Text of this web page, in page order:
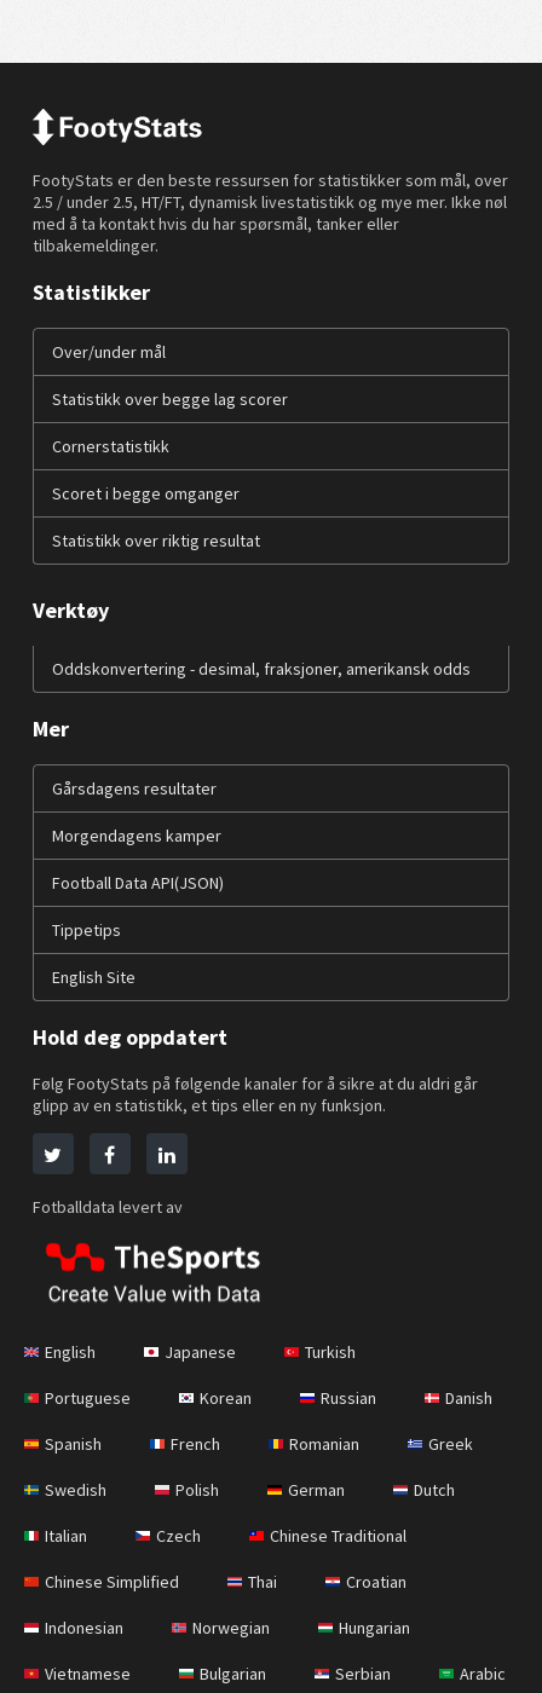
FootyStats er den beste ressursen for statistikker som mål, over
2.5 / under 2.5, HT/FT, dynamisk livestatistikk og mye mer. Ikke nøl
med å ta kontakt hvis du har spørsmål, tanker eller
tilbakemeldinger.
Statistikker
Over/under mål
Statistikk over begge lag scorer
Cornerstatistikk
Scoret i begge omganger
Statistikk over riktig resultat
Verktøy
Oddskonvertering - desimal, fraksjoner, amerikansk odds
Mer
Gårsdagens resultater
Morgendagens kamper
Football Data API(JSON)
Tippetips
English Site
Hold deg oppdatert
Følg FootyStats på følgende kanaler for å sikre at du aldri går
glipp av en statistikk, et tips eller en ny funksjon.
Fotballdata levert av
English Japanese Turkish
Portuguese Korean Russian Danish
Spanish French Romanian Greek
Swedish Polish German Dutch
Italian Czech Chinese Traditional
Chinese Simplified Thai Croatian
Indonesian Norwegian Hungarian
Vietnamese Bulgarian Serbian Arabic